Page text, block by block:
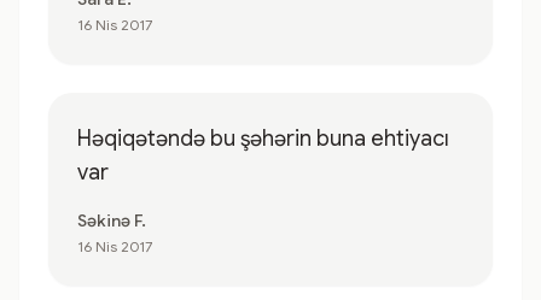
16 Nis 2017
Həqiqətəndə bu şəhərin buna ehtiyacı
var
Səkinə F.
16 Nis 2017